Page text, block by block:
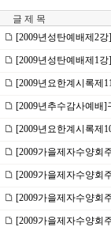
글 제 목
[2009년성탄예배제2
[2009년성탄예배제1
[2009년요한계시록제
[2009년추수감사예배
[2009년요한계시록제
[2009가을제자수양회
[2009가을제자수양회
[2009가을제자수양회
[2009가을제자수양회